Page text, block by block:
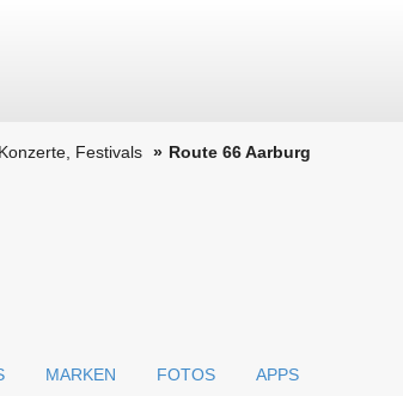
Festivals Route 66 Aarburg
MARKEN FOTOS APPS